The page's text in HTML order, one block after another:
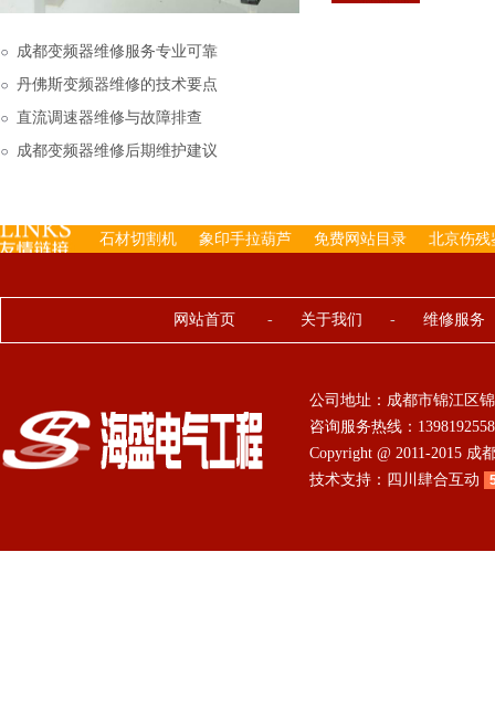
下来的，机内已经存有
成都变频器维修服务专业可靠
丹佛斯变频器维修的技术要点
直流调速器维修与故障排查
成都变频器维修后期维护建议
石材切割机 象印手拉葫芦 免费网站目录 北京伤残
网站首页 - 关于我们 - 维修服务
公司地址：成都市锦江区
咨询服务热线：
Copyright @ 2011-2015
技术支持： 四川肆合互动